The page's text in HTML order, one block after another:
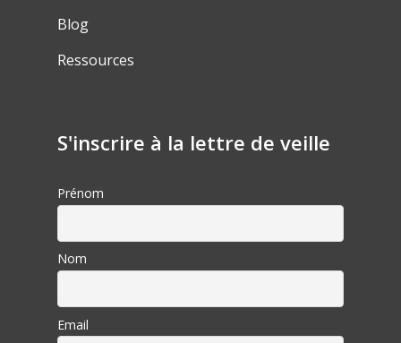
Blog
Ressources
S'inscrire à la lettre de veille
Prénom
Nom
Email